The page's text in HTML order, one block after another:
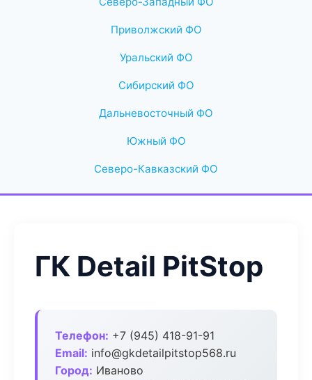
Приволжский ФО
Уральский ФО
Сибирский ФО
Дальневосточный ФО
Южный ФО
Северо-Кавказский ФО
ГК Detail PitStop
Телефон: +7 (945) 418-91-91
Email: info@gkdetailpitstop568.ru
Город: Иваново